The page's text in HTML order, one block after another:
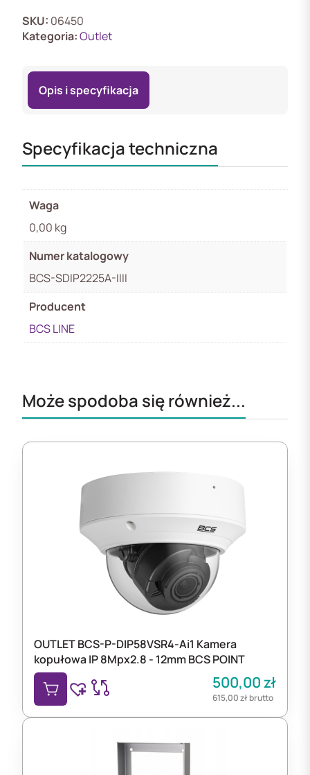
IIII
SKU: 06450
Kategoria:Outlet
Opis i specyfikacja
Specyfikacja techniczna
Waga
0,00 kg
Numer katalogowy
BCS-SDIP2225A-IIII
Producent
BCS LINE
Może spodoba się również...
OUTLET BCS-P-DIP58VSR4-Ai1 Kamera
kopułowa IP 8Mpx2.8 - 12mm BCS POINT
500,00zł
615,00złbrutto